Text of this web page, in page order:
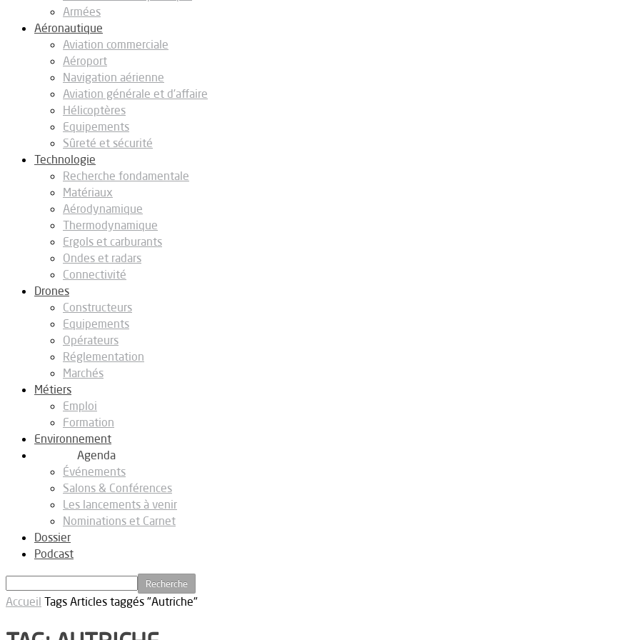
Armées
Aéronautique
Aviation commerciale
Aéroport
Navigation aérienne
Aviation générale et d’affaire
Hélicoptères
Equipements
Sûreté et sécurité
Technologie
Recherche fondamentale
Matériaux
Aérodynamique
Thermodynamique
Ergols et carburants
Ondes et radars
Connectivité
Drones
Constructeurs
Equipements
Opérateurs
Réglementation
Marchés
Métiers
Emploi
Formation
Environnement
Agenda
Événements
Salons & Conférences
Les lancements à venir
Nominations et Carnet
Dossier
Podcast
Accueil Tags Articles taggés "Autriche"